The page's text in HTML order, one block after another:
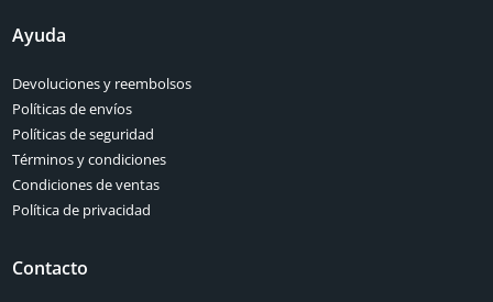
Ayuda
Devoluciones y reembolsos
Políticas de envíos
Políticas de seguridad
Términos y condiciones
Condiciones de ventas
Política de privacidad
Contacto